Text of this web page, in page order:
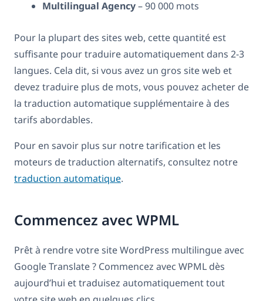
Multilingual Agency– 90 000 mots
Pour la plupart des sites web, cette quantité est
suffisante pour traduire automatiquement dans 2-3
langues. Cela dit, si vous avez un gros site web et
devez traduire plus de mots, vous pouvez acheter de
la traduction automatique supplémentaire à des
tarifs abordables.
Pour en savoir plus sur notre tarification et les
moteurs de traduction alternatifs, consultez notre
traduction automatique.
Commencez avec WPML
Prêt à rendre votre site WordPress multilingue avec
Google Translate ? Commencez avec WPML dès
aujourd’hui et traduisez automatiquement tout